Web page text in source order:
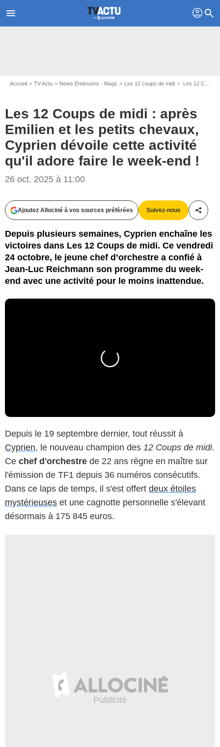
menu profil search
Accueil TV Actu News Emissions - Mags Les 12 coups de midi Les 12 Coups de midi : après Emilien et les petits chevaux, Cyprien dévoile cette activité qu'il adore faire le week-end !
Les 12 Coups de midi : après
Emilien et les petits chevaux,
Cyprien dévoile cette activité
qu'il adore faire le week-end !
26 oct. 2025 à 11:00
Ajoutez Allociné à vos sources préférées Suivez-nous
Depuis plusieurs semaines, Cyprien enchaîne les
victoires dans Les 12 Coups de midi. Ce vendredi
24 octobre, le jeune chef d’orchestre a confié à
Jean-Luc Reichmann son programme du week-
end avec une activité pour le moins inattendue.
Depuis le 19 septembre dernier, tout réussit à
Cyprien, le nouveau champion des 12 Coups de midi.
Ce chef d'orchestre de 22 ans règne en maître sur
l'émission de TF1 depuis 36 numéros consécutifs.
Dans ce laps de temps, il s'est offert deux étoiles
mystérieuses et une cagnotte personnelle s'élevant
désormais à 175 845 euros.